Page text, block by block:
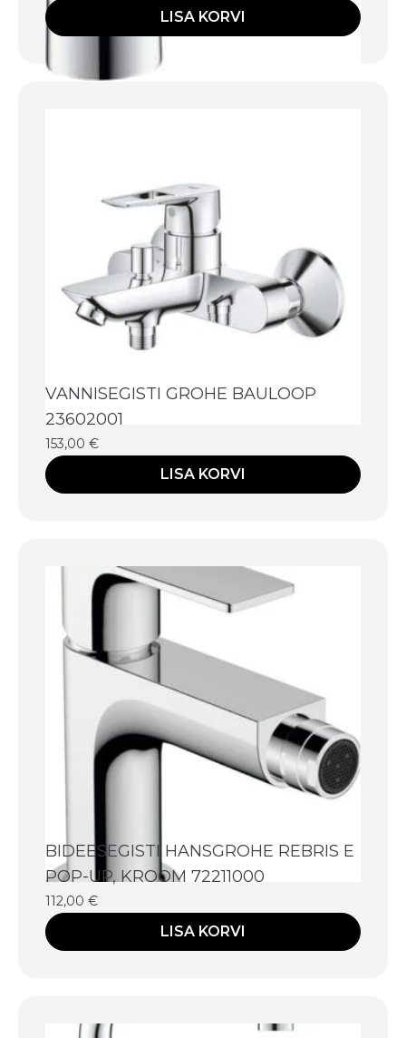
LISA KORVI
VANNISEGISTI GROHE BAULOOP
23602001
153,00 €
LISA KORVI
BIDEESEGISTI HANSGROHE REBRIS E
POP-UP, KROOM 72211000
112,00 €
LISA KORVI